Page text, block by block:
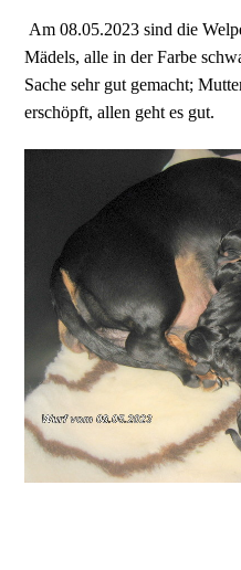
Am 08.05.2023 sind die
Mädels, alle in der Farbe
Sache sehr gut gemacht;
erschöpft, allen geht es gut.